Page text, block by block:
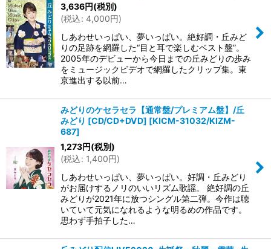
3,636円(税別)
(税込: 4,000円)
しあわせいっぱい、夢いっぱい。絶好調・丘みど
りの足跡を網羅した“目と耳で楽しむベスト盤”。
2005年のデビューから今日までの丘みどりの歩み
をミュージックビデオで網羅したクリップ集。東
京進出する以前…
みどりのケセラセラ【通常盤/プレミアム盤】/丘
みどり [CD/CD+DVD] [KICM-31032/KIZM-
687]
1,273円(税別)
(税込: 1,400円)
しあわせいっぱい、夢いっぱい。好調・丘みどり
がお届けするノリのいいリズム歌謡。 絶好調の丘
みどりが2021年に放つシングル第二弾。今作は聴
いていて元気になれるような明るめの作品です。
思わず手拍子した…